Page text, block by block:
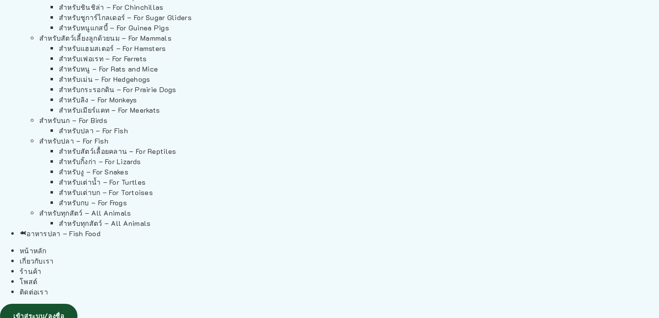
สำหรับชินชิล่า – For Chinchillas
สำหรับชูการ์ไกลเดอร์ – For Sugar Gliders
สำหรับหนูแกสบี้ – For Guinea Pigs
สำหรับสัตว์เลี้ยงลูกด้วยนม – For Mammals
สำหรับแฮมสเตอร์ – For Hamsters
สำหรับเฟอเรท – For Ferrets
สำหรับหนู – For Rats and Mice
สำหรับเม่น – For Hedgehogs
สำหรับกระรอกดิน – For Prairie Dogs
สำหรับลิง – For Monkeys
สำหรับเมียร์แคท – For Meerkats
สำหรับนก – For Birds
สำหรับปลา – For Fish
สำหรับปลา – For Fish
สำหรับสัตว์เลื้อยคลาน – For Reptiles
สำหรับกิ้งก่า – For Lizards
สำหรับงู – For Snakes
สำหรับเต่าน้ำ – For Turtles
สำหรับเต่าบก – For Tortoises
สำหรับกบ – For Frogs
สำหรับทุกสัตว์ – All Animals
สำหรับทุกสัตว์ – All Animals
อาหารปลา – Fish Food
หน้าหลัก
เกี่ยวกับเรา
ร้านค้า
โพสต์
ติดต่อเรา
เข้าสู่ระบบ/ลงชื่อ